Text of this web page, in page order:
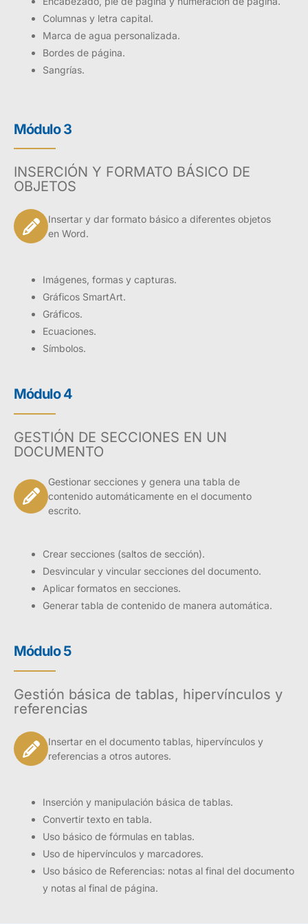
Columnas y letra capital.
Marca de agua personalizada.
Bordes de página.
Sangrías.
Módulo 3
INSERCIÓN Y FORMATO BÁSICO DE
OBJETOS
Insertar y dar formato básico a diferentes objetos
en Word.
Imágenes, formas y capturas.
Gráficos SmartArt.
Gráficos.
Ecuaciones.
Símbolos.
Módulo 4
GESTIÓN DE SECCIONES EN UN
DOCUMENTO
Gestionar secciones y genera una tabla de
contenido automáticamente en el documento
escrito.
Crear secciones (saltos de sección).
Desvincular y vincular secciones del documento.
Aplicar formatos en secciones.
Generar tabla de contenido de manera automática.
Módulo 5
Gestión básica de tablas, hipervínculos y
referencias
Insertar en el documento tablas, hipervínculos y
referencias a otros autores.
Inserción y manipulación básica de tablas.
Convertir texto en tabla.
Uso básico de fórmulas en tablas.
Uso de hipervínculos y marcadores.
Uso básico de Referencias: notas al final del documento
y notas al final de página.